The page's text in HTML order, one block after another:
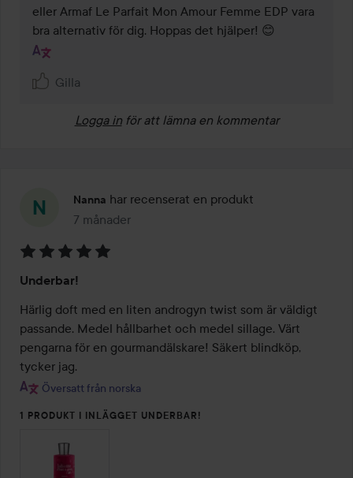
eller Armaf Le Parfait Mon Amour Femme EDP vara
Gilla
Logga in för att lämna en kommentar
Nanna har recenserat en produkt
7 månader
Inlägget skapades 7 månader
5
av
5
Underbar!
Härlig doft med en liten androgyn twist som är väldigt
passande. Medel hållbarhet och medel sillage. Värt
pengarna för en gourmandälskare! Säkert blindköp,
tycker jag.
Översatt från norska
1 PRODUKT I INLÄGGET UNDERBAR!